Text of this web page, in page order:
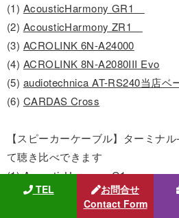
(1) AcousticHarmony GR1
(2) AcousticHarmony ZR1
(3) ACROLINK 6N-A24000
(4) ACROLINK 8N-A2080III Evo
(5) audiotechnica AT-RS240当店ベ
(6) CARDAS Cross
【スピーカーケーブル】ターミナ
て聴き比べできます
(1)AcousticHarmony G1
AcousticHarmony Z1
ACROLINK 6N-S1000
TEL
お問合せ
Contact Form